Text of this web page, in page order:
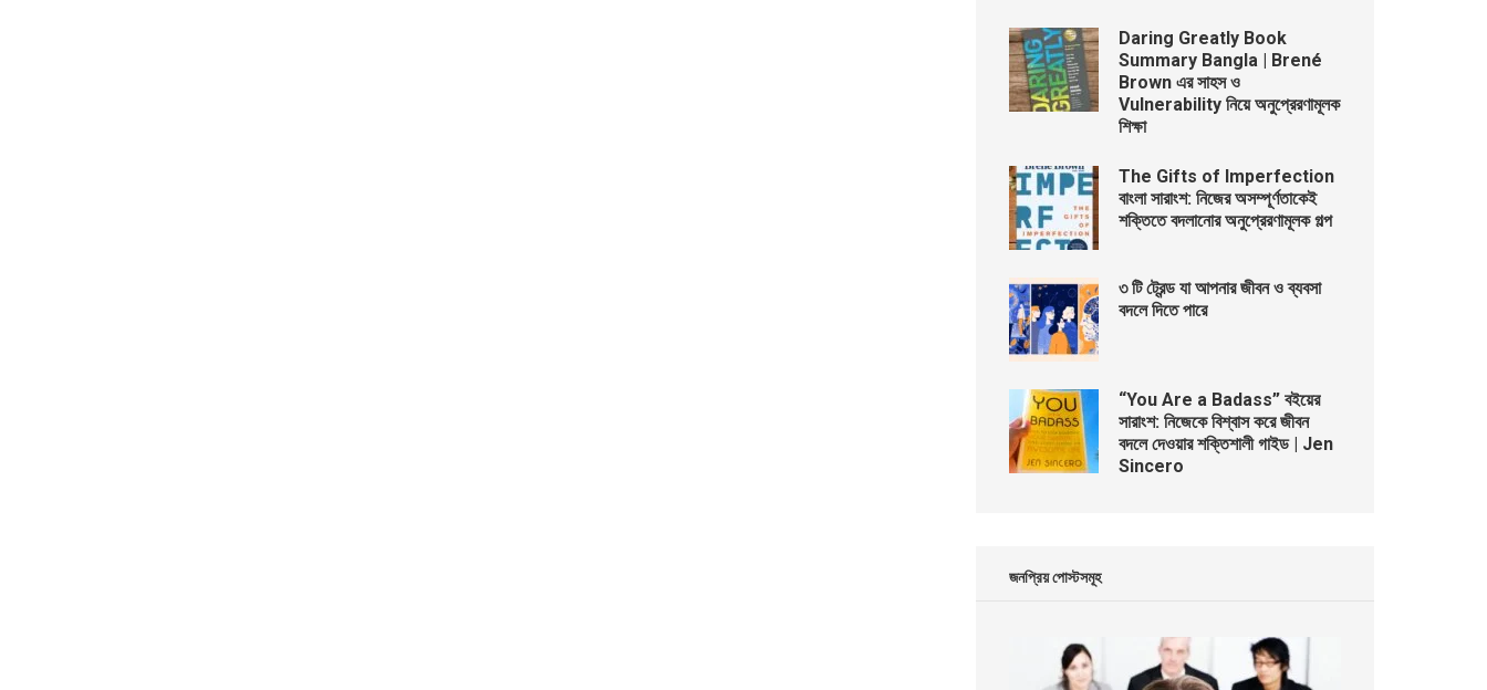
Daring Greatly Book
Summary Bangla | Brené
Brown এর সাহস ও
Vulnerability নিয়ে অনুপ্রেরণামূলক
শিক্ষা
The Gifts of Imperfection
বাংলা সারাংশ: নিজের অসম্পূর্ণতাকেই
শক্তিতে বদলানোর অনুপ্রেরণামূলক গল্প
৩ টি ট্রেন্ড যা আপনার জীবন ও ব্যবসা
বদলে দিতে পারে
“You Are a Badass” বইয়ের
সারাংশ: নিজেকে বিশ্বাস করে জীবন
বদলে দেওয়ার শক্তিশালী গাইড | Jen
Sincero
জনপ্রিয় পোস্টসমূহ